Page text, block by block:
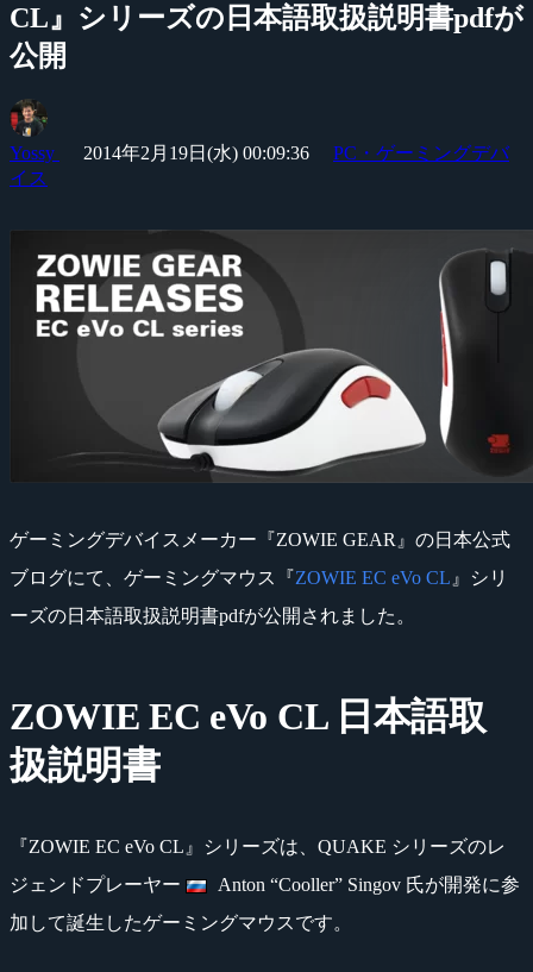
CL』シリーズの日本語取扱説明書pdfが
公開
Yossy 2014年2月19日(水) 00:09:36
PC・ゲーミングデバ
イス
ゲーミングデバイスメーカー『ZOWIE GEAR』の日本公式
ブログにて、ゲーミングマウス『ZOWIE EC eVo CL 』シリ
ーズの日本語取扱説明書pdfが公開されました。
ZOWIE EC eVo CL 日本語取
扱説明書
『ZOWIE EC eVo CL』シリーズは、QUAKE シリーズのレ
ジェンドプレーヤー
Anton “Cooller” Singov 氏が開発に参
加して誕生したゲーミングマウスです。